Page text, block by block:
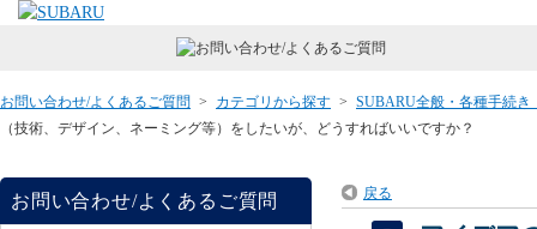
お問い合わせ/よくあるご質問 > カテゴリから探す > SUBARU全般・各種手続き
（技術、デザイン、ネーミング等）をしたいが、どうすればいいですか？
お問い合わせ/よくあるご質問 戻る